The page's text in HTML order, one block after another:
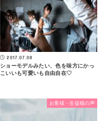
2017.07.08
ショーモデルみたい、色を味方にかっ
こいいも可愛いも自由自在♡
お客様・生徒様の声